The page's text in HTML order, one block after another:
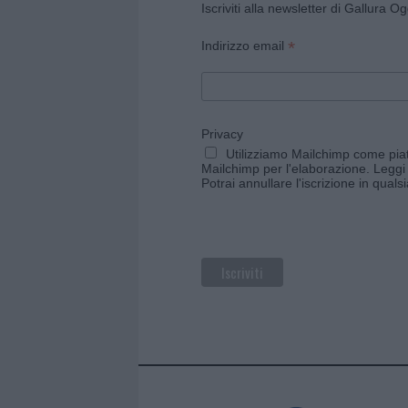
Iscriviti alla newsletter di Gallura
Indirizzo email *
Privacy
Utilizziamo Mailchimp come
Mailchimp per l'elaborazione.
Potrai annullare l'iscrizione in